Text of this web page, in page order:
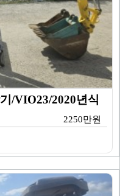
/VIO23/2020년식
2250만원